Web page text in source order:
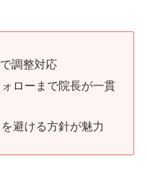
で調整対応
ローまで院長が一貫
避ける方針が魅力